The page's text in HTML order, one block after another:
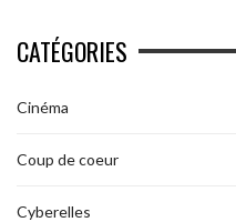
CATÉGORIES
Cinéma
Coup de coeur
Cyberelles